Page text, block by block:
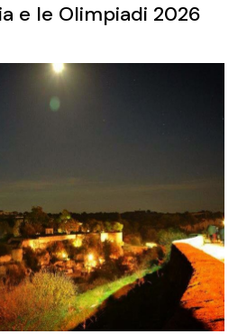
e le Olimpiadi 2026